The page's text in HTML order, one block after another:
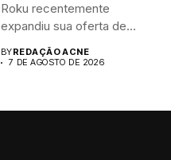
Roku recentemente
expandiu sua oferta de
canais FAST,...
BYREDAÇÃO ACNE
7 DE AGOSTO DE 2026